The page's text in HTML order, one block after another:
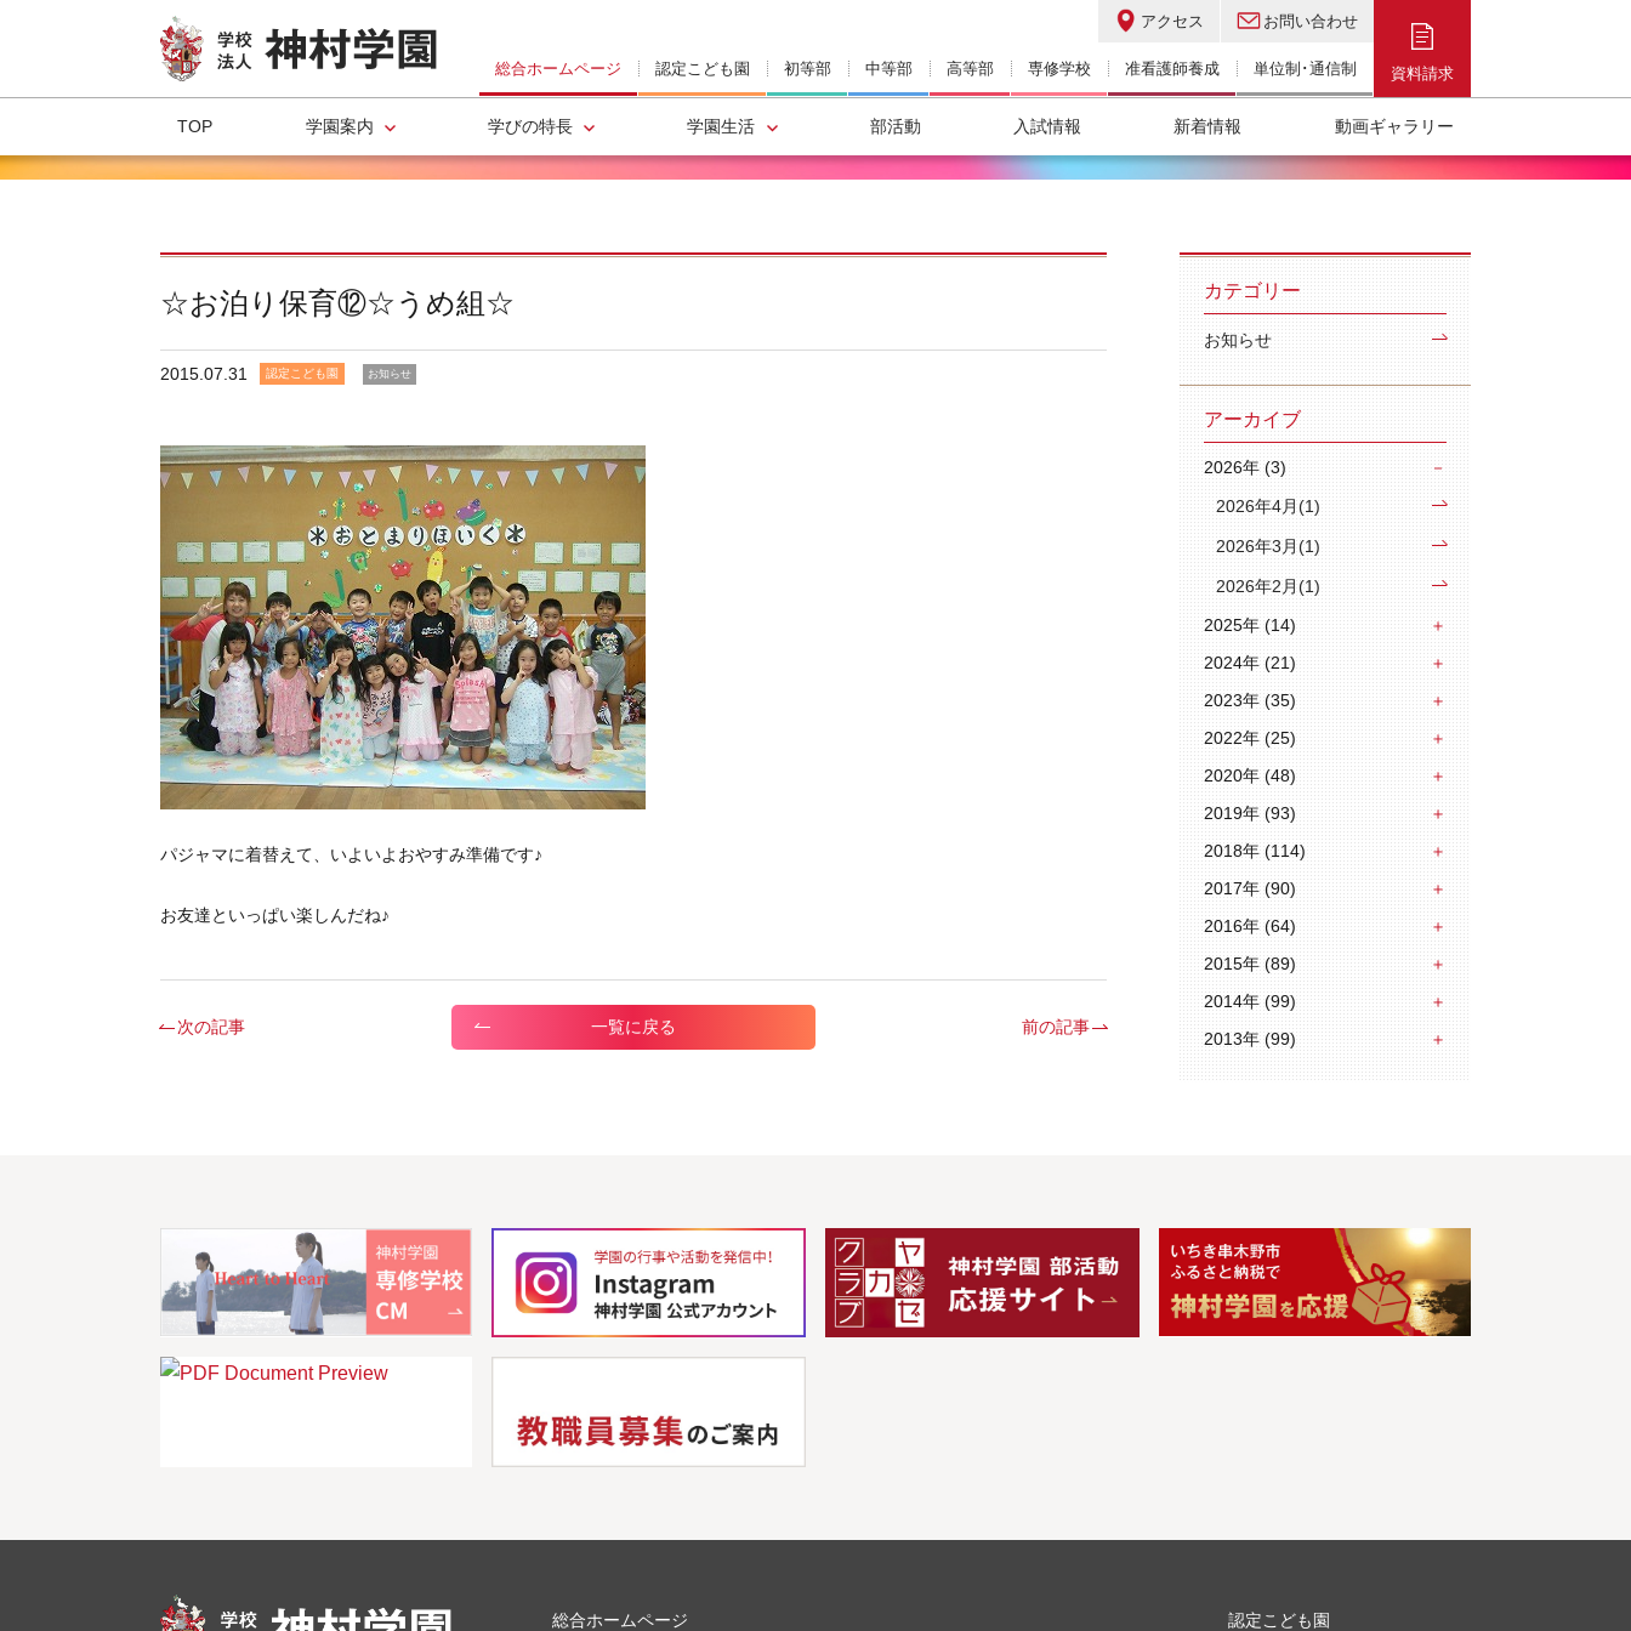
総合ホームページ 認定こども園 初等部 中等部 高等部 専修学校 准看護師養成 単位制･通信制
アクセス お問い合わせ
資料請求
TOP 学園案内 学びの特長 学園生活 部活動 入試情報 新着情報 動画ギャラリー
☆お泊り保育⑫☆うめ組☆
2015.07.31 認定こども園 お知らせ
パジャマに着替えて、いよいよおやすみ準備です♪
お友達といっぱい楽しんだね♪
次の記事 一覧に戻る 前の記事
カテゴリー
お知らせ
アーカイブ
2026年 (3)
2026年4月(1)
2026年3月(1)
2026年2月(1)
2025年 (14)
2024年 (21)
2023年 (35)
2022年 (25)
2020年 (48)
2019年 (93)
2018年 (114)
2017年 (90)
2016年 (64)
2015年 (89)
2014年 (99)
2013年 (99)
総合ホームページ 認定こども園